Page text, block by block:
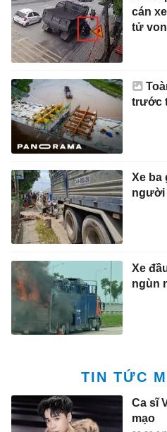
cán
tử
trước
Xe ba
người
Xe
ngùn
TIN TỨC
Ca sĩ
mạo